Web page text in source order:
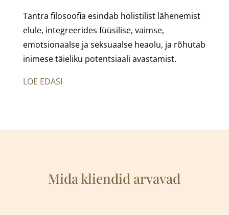
Tantra filosoofia esindab holistilist lähenemist
elule, integreerides füüsilise, vaimse,
emotsionaalse ja seksuaalse heaolu, ja rõhutab
inimese täieliku potentsiaali avastamist.
LOE EDASI
Mida kliendid arvavad